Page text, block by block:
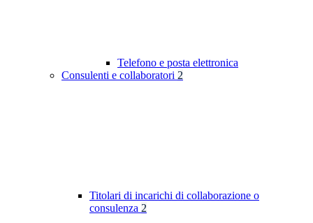
Telefono e posta elettronica
Consulenti e collaboratori 2
Titolari di incarichi di collaborazione o
consulenza 2